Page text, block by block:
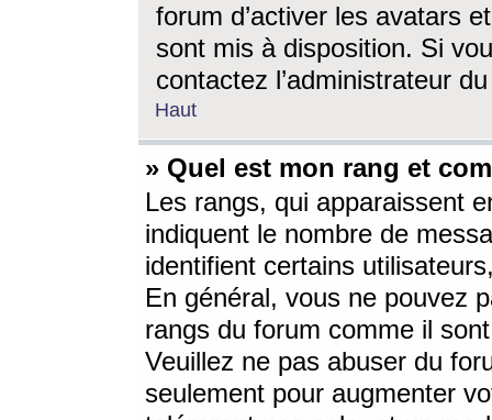
forum d’activer les avatars
sont mis à disposition. Si
contactez l’administrateur
Haut
» Quel est mon rang et
Les rangs, qui apparaissent
indiquent le nombre de
identifient certains
En général, vous ne pouvez
rangs du forum comme il
Veuillez ne pas abuser du
seulement pour augmenter